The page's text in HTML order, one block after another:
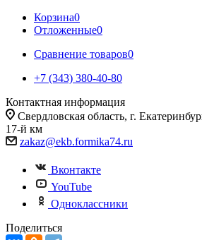
Корзина0
Отложенные0
Сравнение товаров0
+7 (343) 380-40-80
Контактная информация
Свердловская область, г.
17-й км
zakaz@ekb.formika74.ru
Вконтакте
YouTube
Одноклассники
Поделиться